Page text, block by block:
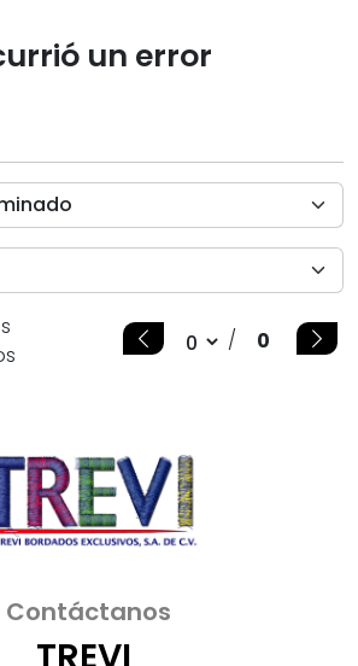
un error
/ 0
Contáctanos